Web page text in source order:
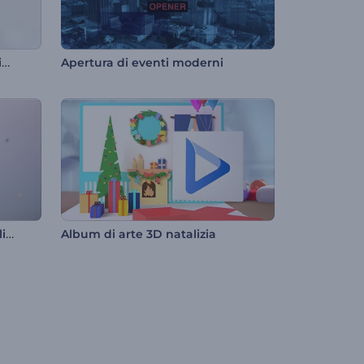
Introduzione ai contorni minimali Apertura di eventi moderni
Introduzione alle bolle metalliche Album di arte 3D natalizia